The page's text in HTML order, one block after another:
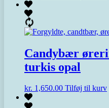
Candybær
turkis opal
kr. 1,650.00 Tilføj til kurv